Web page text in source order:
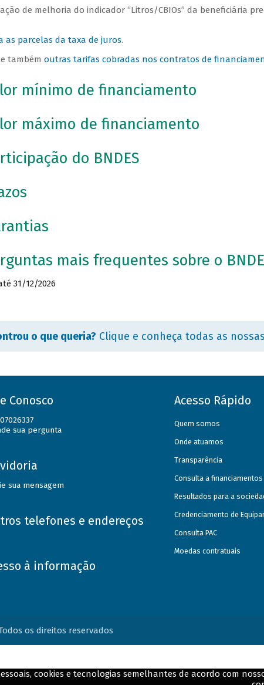
de melhoria do indicador “Litros/CBIOs” da beneficiária
as parcelas da taxa de juros.
tambémoutras tarifas cobradas nos contratos de
mínimo de financiamento
máximo de financiamento
do BNDES
mais frequentes sobre o
31/12/2026
o que queria? Clique e conheça todas as
Conosco
sua pergunta
sua mensagem
telefones e endereços
à informação
Acesso Rápido
Quem somos
Onde atuamos
Transparência
Consulta a financiamentos
Resultados para a
Credenciamento de
Consulta PAC
Moedas contratuais
os direitos reservados
cookies e tecnologias semelhantes de acordo com